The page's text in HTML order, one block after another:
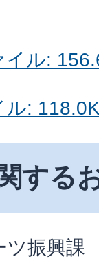
イル:
ル:
する
ツ振興課